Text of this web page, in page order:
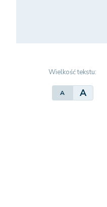
Wielkość tekstu:
A A